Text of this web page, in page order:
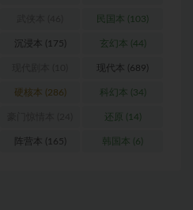
民国本 (103)
沉浸本 (175) 玄幻本 (44)
现代本 (689)
硬核本 (286) 科幻本 (34)
还原 (14)
阵营本 (165) 韩国本 (6)